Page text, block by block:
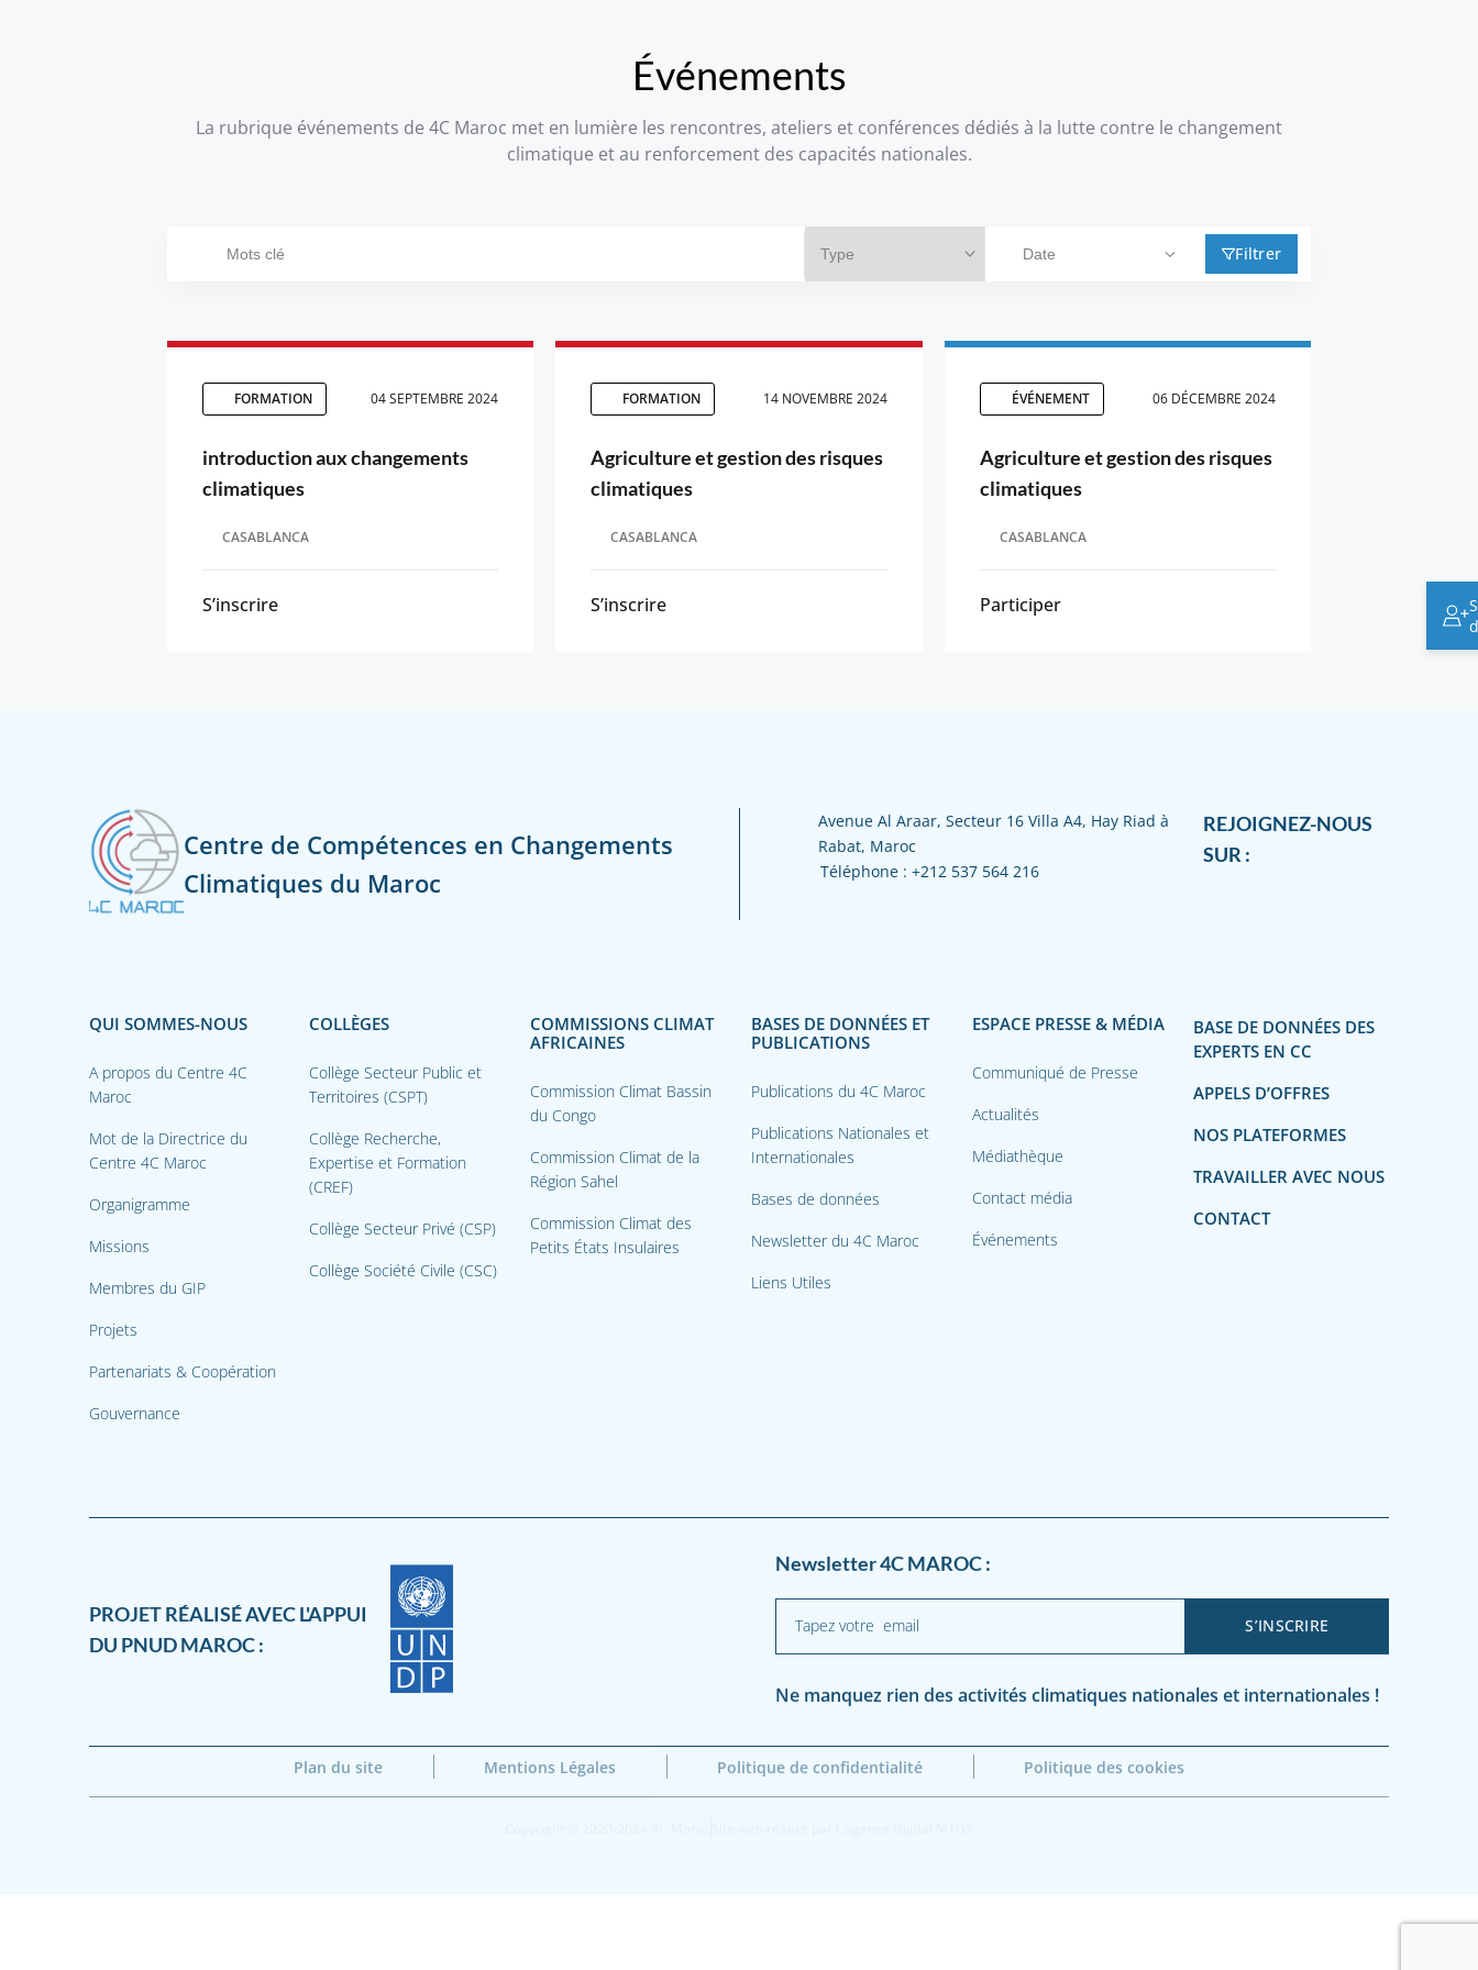
Événements
La rubrique événements de 4C Maroc met en lumière les rencontres, ateliers et conférences dédiés à la lutte contre le changement
climatique et au renforcement des capacités nationales.
Filtrer
FORMATION 04 SEPTEMBRE 2024
introduction aux changements
climatiques
CASABLANCA
S’inscrire
FORMATION 14 NOVEMBRE 2024
Agriculture et gestion des risques
climatiques
CASABLANCA
S’inscrire
ÉVÉNEMENT 06 DÉCEMBRE 2024
Agriculture et gestion des risques
climatiques
CASABLANCA
Participer
Centre de Compétences en Changements
Climatiques du Maroc
Avenue Al Araar, Secteur 16 Villa A4, Hay Riad à
Rabat, Maroc
Téléphone :+212 537 564 216
REJOIGNEZ-NOUS
SUR :
QUI SOMMES-NOUS
A propos du Centre 4C
Maroc
Mot de la Directrice du
Centre 4C Maroc
Organigramme
Missions
Membres du GIP
Projets
Partenariats & Coopération
Gouvernance
COLLÈGES
Collège Secteur Public et
Territoires (CSPT)
Collège Recherche,
Expertise et Formation
(CREF)
Collège Secteur Privé (CSP)
Collège Société Civile (CSC)
COMMISSIONS CLIMAT
AFRICAINES
Commission Climat Bassin
du Congo
Commission Climat de la
Région Sahel
Commission Climat des
Petits États Insulaires
BASES DE DONNÉES ET
PUBLICATIONS
Publications du 4C Maroc
Publications Nationales et
Internationales
Bases de données
Newsletter du 4C Maroc
Liens Utiles
ESPACE PRESSE & MÉDIA
Communiqué de Presse
Actualités
Médiathèque
Contact média
Événements
BASE DE DONNÉES DES
EXPERTS EN CC
APPELS D’OFFRES
NOS PLATEFORMES
TRAVAILLER AVEC NOUS
CONTACT
PROJET RÉALISÉ AVEC L'APPUI
DU PNUD MAROC :
Newsletter 4C MAROC :
Ne manquez rien des activités climatiques nationales et internationales !
Plan du site Mentions Légales Politique de confidentialité Politique des cookies